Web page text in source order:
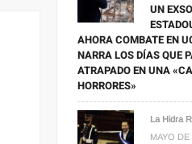
UN
AHORA COMBATE EN
NARRA LOS DÍAS QUE
ATRAPADO EN UNA
HORRORES»
La Hidra
MAYO DE